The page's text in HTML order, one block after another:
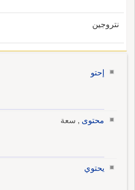
نتروجين
إحتو
محتوى , سعة
يحتوي